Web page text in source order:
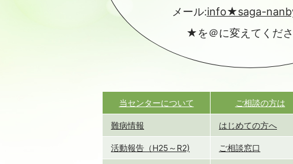
メール:info★saga-
★を＠に変えてくださ
当センターについて ご相談の方は
難病情報 はじめての方へ
活動報告（H25～R2) ご相談窓口